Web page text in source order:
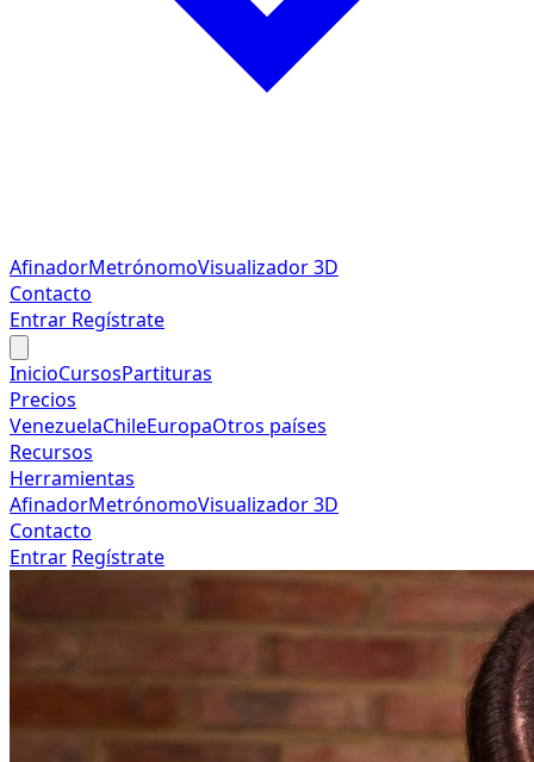
AfinadorMetrónomoVisualizador 3D
Contacto
Entrar Regístrate
InicioCursosPartituras
Precios
VenezuelaChileEuropaOtros países
Recursos
Herramientas
AfinadorMetrónomoVisualizador 3D
Contacto
Entrar Regístrate